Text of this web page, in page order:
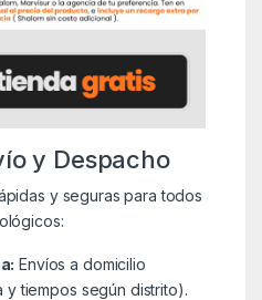
y Despacho
y seguras para todos
Envíos a domicilio
y tiempos según distrito).